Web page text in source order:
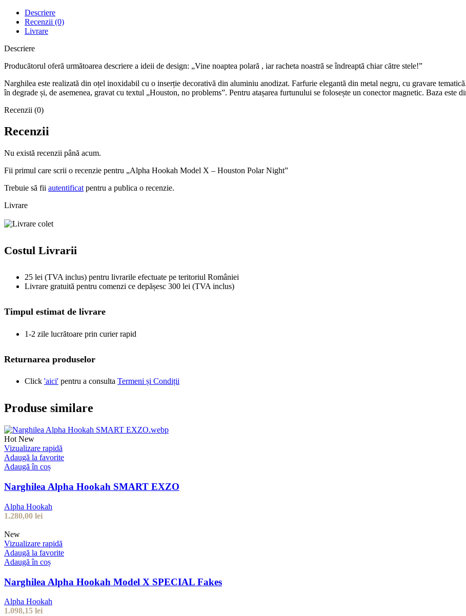
Descriere
Recenzii (0)
Livrare
Descriere
Producătorul oferă următoarea descriere a ideii de design: „Vine noaptea polară , iar racheta noastră se îndreaptă chiar către stele!”
Narghilea este realizată din oțel inoxidabil cu o inserție decorativă din aluminiu anodizat. Farfurie elegantă din metal negru, cu gravare
în degrade și, de asemenea, gravat cu textul „Houston, no problems”. Pentru atașarea furtunului se folosește un conector magnetic. Baza este
Recenzii (0)
Recenzii
Nu există recenzii până acum.
Fii primul care scrii o recenzie pentru „Alpha Hookah Model X – Houston Polar Night”
Trebuie să fii autentificat pentru a publica o recenzie.
Livrare
Costul Livrarii
25 lei (TVA inclus) pentru livrarile efectuate pe teritoriul României
Livrare gratuită pentru comenzi ce depășesc 300 lei (TVA inclus)
Timpul estimat de livrare
1-2 zile lucrătoare prin curier rapid
Returnarea produselor
Click 'aici' pentru a consulta Termeni și Condiții
Produse similare
Hot New
Vizualizare rapidă
Adaugă la favorite
Adaugă în coș
Narghilea Alpha Hookah SMART EXZO
Alpha Hookah
1.280,00 lei
New
Vizualizare rapidă
Adaugă la favorite
Adaugă în coș
Narghilea Alpha Hookah Model X SPECIAL Fakes
Alpha Hookah
1.098,15 lei